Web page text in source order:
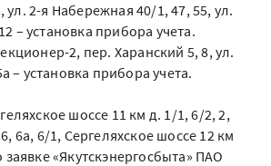
ул. 2-я Набережная 40/1, 47, 55, ул.
– установка прибора учета.
2, пер. Харанский 5, 8, ул.
– установка прибора учета.
шоссе 11 км д. 1/1, 6/2, 2,
6а, 6/1, Сергеляхское шоссе 12 км
«Якутскэнергосбыта» ПАО